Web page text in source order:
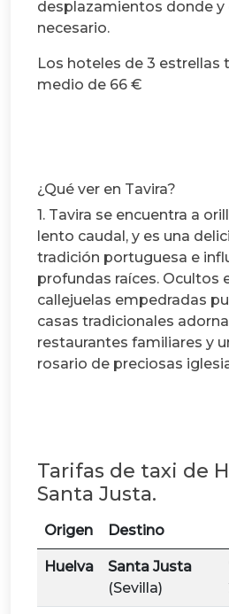
desplazamientos donde y
necesario.
Los hoteles de 3 estrellas
medio de 66 €
¿Qué ver en Tavira?
1. Tavira se encuentra a
lento caudal, y es una
tradición portuguesa e
profundas raíces. Ocultos
callejuelas empedradas
casas tradicionales
restaurantes familiares y
rosario de preciosas
Tarifas de taxi de
Santa Justa.
Origen Destino
Huelva
Santa Justa
(Sevilla)